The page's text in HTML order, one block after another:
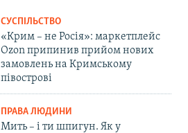
СУСПІЛЬСТВО
«Крим – не Росія»: маркетплейс
Ozon припинив прийом нових
замовлень на Кримському
півострові
ПРАВА ЛЮДИНИ
Мить – і ти шпигун. Як у